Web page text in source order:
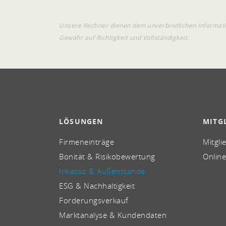
Unsere Rechner dienen dem unverbindlichen
Gewähr auf Richtigkeit und Vollständigkeit.
LÖSUNGEN
Firmeneinträge
Bonität & Risikobewertung
Inkasso & Außenstände
ESG & Nachhaltigkeit
Forderungsverkauf
Marktanalyse & Kundendaten